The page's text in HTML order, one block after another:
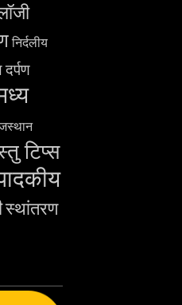
निर्दलीय
दर्पण
टिप्स
स्थांतरण